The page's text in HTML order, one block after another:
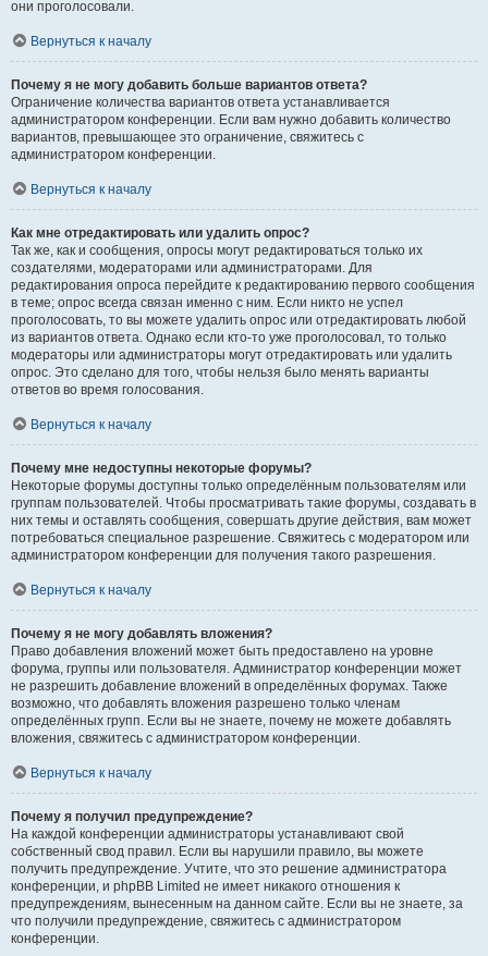
они проголосовали.
Вернуться к началу
Почему я не могу добавить больше вариантов ответа?
Ограничение количества вариантов ответа устанавливается
администратором конференции. Если вам нужно добавить количество
вариантов, превышающее это ограничение, свяжитесь с
администратором конференции.
Вернуться к началу
Как мне отредактировать или удалить опрос?
Так же, как и сообщения, опросы могут редактироваться только их
создателями, модераторами или администраторами. Для
редактирования опроса перейдите к редактированию первого сообщения
в теме; опрос всегда связан именно с ним. Если никто не успел
проголосовать, то вы можете удалить опрос или отредактировать любой
из вариантов ответа. Однако если кто-то уже проголосовал, то только
модераторы или администраторы могут отредактировать или удалить
опрос. Это сделано для того, чтобы нельзя было менять варианты
ответов во время голосования.
Вернуться к началу
Почему мне недоступны некоторые форумы?
Некоторые форумы доступны только определённым пользователям или
группам пользователей. Чтобы просматривать такие форумы, создавать в
них темы и оставлять сообщения, совершать другие действия, вам может
потребоваться специальное разрешение. Свяжитесь с модератором или
администратором конференции для получения такого разрешения.
Вернуться к началу
Почему я не могу добавлять вложения?
Право добавления вложений может быть предоставлено на уровне
форума, группы или пользователя. Администратор конференции может
не разрешить добавление вложений в определённых форумах. Также
возможно, что добавлять вложения разрешено только членам
определённых групп. Если вы не знаете, почему не можете добавлять
вложения, свяжитесь с администратором конференции.
Вернуться к началу
Почему я получил предупреждение?
На каждой конференции администраторы устанавливают свой
собственный свод правил. Если вы нарушили правило, вы можете
получить предупреждение. Учтите, что это решение администратора
конференции, и phpBB Limited не имеет никакого отношения к
предупреждениям, вынесенным на данном сайте. Если вы не знаете, за
что получили предупреждение, свяжитесь с администратором
конференции.